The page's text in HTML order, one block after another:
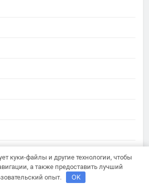
куки-файлы и другие технологии, чтобы
а также предоставить лучший
опыт.
OK